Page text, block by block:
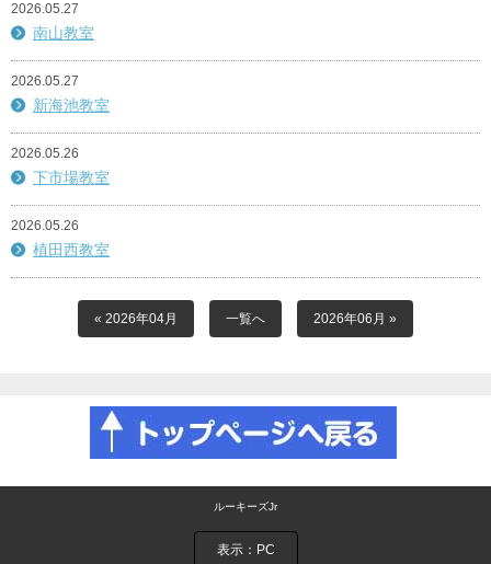
2026.05.27
南山教室
2026.05.27
新海池教室
2026.05.26
下市場教室
2026.05.26
植田西教室
« 2026年04月 一覧へ 2026年06月 »
ルーキーズJr
表示：PC